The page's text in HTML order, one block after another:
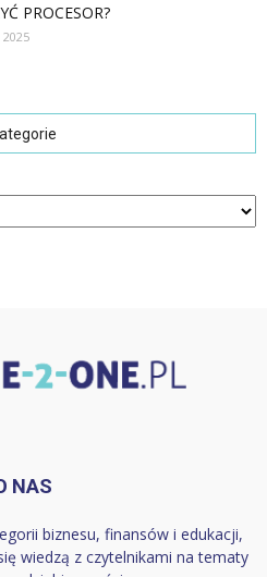
PROCESOR?
NAS
biznesu, finansów i edukacji,
wiedzą z czytelnikami na tematy